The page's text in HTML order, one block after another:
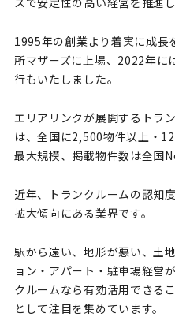
1995年の創業より着実に成長
所マザーズに上場、2022年に
行もいたしました。
エリアリンクが展開するトラ
は、全国に2,500物件以上・
最大規模、掲載物件数は全国
近年、トランクルームの認知
拡大傾向にある業界です。
駅から遠い、地形が悪い、土
ョン・アパート・駐車場経営
クルームなら有効活用できる
として注目を集めています。